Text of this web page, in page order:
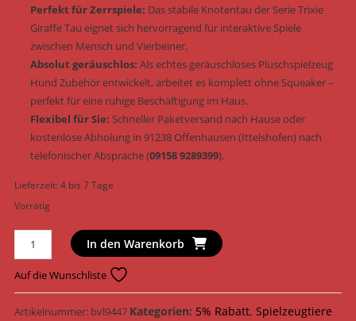
Perfekt für Zerrspiele: Das stabile Knotentau der Serie Trixie
Giraffe Tau eignet sich hervorragend für interaktive Spiele
zwischen Mensch und Vierbeiner.
Absolut geräuschlos: Als echtes geräuschloses Plüschspielzeug
Hund Zubehör entwickelt, arbeitet es komplett ohne Squeaker –
perfekt für eine ruhige Beschäftigung im Haus.
Flexibel für Sie: Schneller Paketversand nach Hause oder
kostenlose Abholung in 91238 Offenhausen (Ittelshofen) nach
telefonischer Absprache (09158 9289399).
Lieferzeit:4 bis 7 Tage
Vorrätig
Trixie
Hundespielzeug
Giraffe
mit
Tau
In den Warenkorb
Auf die Wunschliste
Artikelnummer: bvl9447 Kategorien: 5% Rabatt, Spielzeugtiere